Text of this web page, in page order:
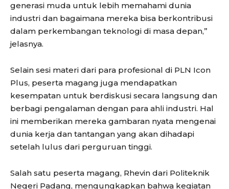
generasi muda untuk lebih memahami dunia
industri dan bagaimana mereka bisa berkontribusi
dalam perkembangan teknologi di masa depan,”
jelasnya.
Selain sesi materi dari para profesional di PLN Icon
Plus, peserta magang juga mendapatkan
kesempatan untuk berdiskusi secara langsung dan
berbagi pengalaman dengan para ahli industri. Hal
ini memberikan mereka gambaran nyata mengenai
dunia kerja dan tantangan yang akan dihadapi
setelah lulus dari perguruan tinggi.
Salah satu peserta magang, Rhevin dari Politeknik
Negeri Padang, mengungkapkan bahwa kegiatan